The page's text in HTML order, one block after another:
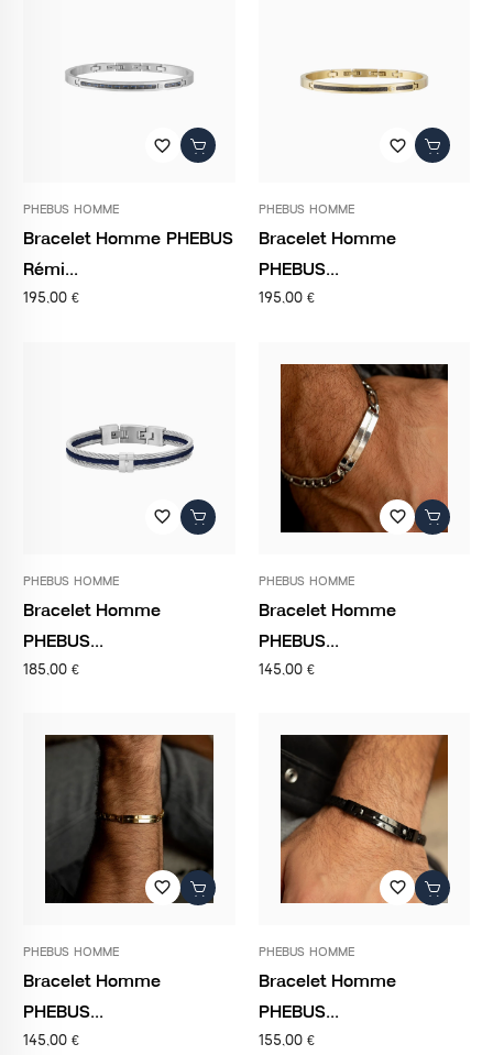
favorite_border
PHEBUS HOMME
Bracelet Homme PHEBUS
Rémi...
195,00 €
favorite_border
PHEBUS HOMME
Bracelet Homme
PHEBUS...
195,00 €
favorite_border
PHEBUS HOMME
Bracelet Homme
PHEBUS...
185,00 €
favorite_border
PHEBUS HOMME
Bracelet Homme
PHEBUS...
145,00 €
favorite_border
PHEBUS HOMME
Bracelet Homme
PHEBUS...
145,00 €
favorite_border
PHEBUS HOMME
Bracelet Homme
PHEBUS...
155,00 €